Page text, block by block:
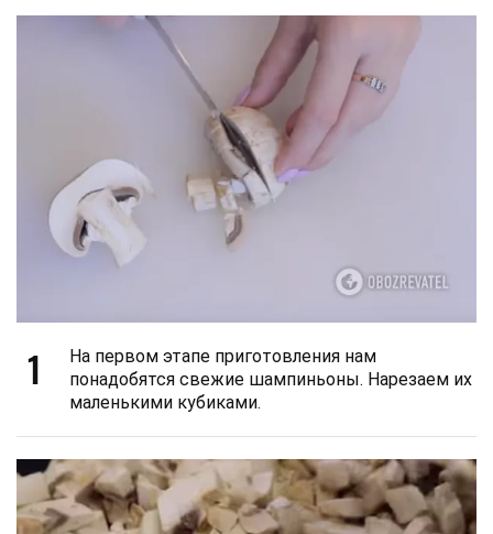
1
На первом этапе приготовления нам
понадобятся свежие шампиньоны. Нарезаем их
маленькими кубиками.